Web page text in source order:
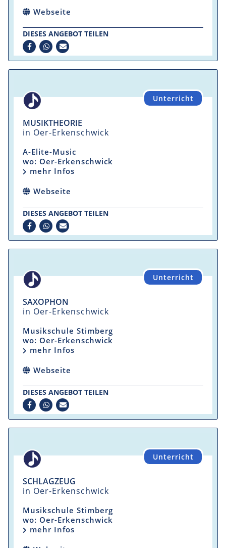
Webseite
DIESES ANGEBOT TEILEN
Unterricht
MUSIKTHEORIE
in Oer-Erkenschwick
A-Elite-Music
wo: Oer-Erkenschwick
mehr Infos
Webseite
DIESES ANGEBOT TEILEN
Unterricht
SAXOPHON
in Oer-Erkenschwick
Musikschule Stimberg
wo: Oer-Erkenschwick
mehr Infos
Webseite
DIESES ANGEBOT TEILEN
Unterricht
SCHLAGZEUG
in Oer-Erkenschwick
Musikschule Stimberg
wo: Oer-Erkenschwick
mehr Infos